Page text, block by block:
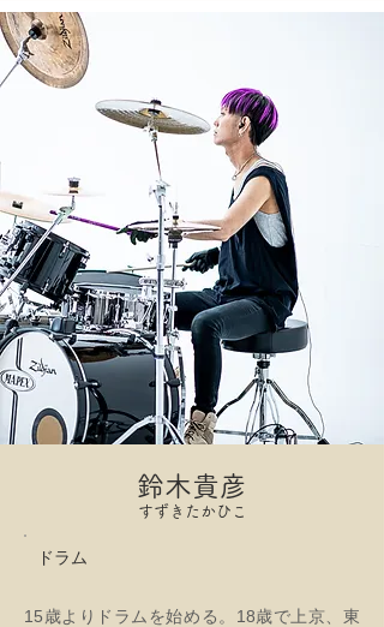
鈴木貴彦
すずきたかひこ
ドラム
15歳よりドラムを始める。18歳で上京、東